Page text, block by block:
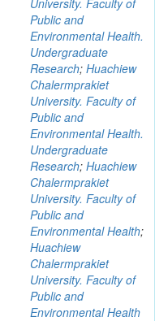
University. Faculty of
Public and
Environmental Health.
Undergraduate
Research; Huachiew
Chalermprakiet
University. Faculty of
Public and
Environmental Health.
Undergraduate
Research; Huachiew
Chalermprakiet
University. Faculty of
Public and
Environmental Health;
Huachiew
Chalermprakiet
University. Faculty of
Public and
Environmental Health